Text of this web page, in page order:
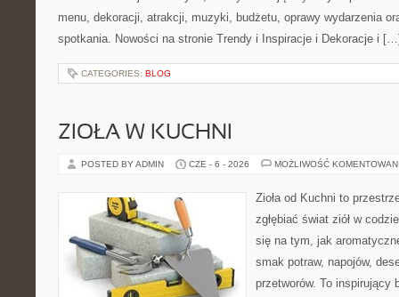
menu, dekoracji, atrakcji, muzyki, budżetu, oprawy wydarzenia
spotkania. Nowości na stronie Trendy i Inspiracje i Dekoracje i
CATEGORIES: BLOG
ZIOŁA W KUCHNI
POSTED BY ADMIN CZE - 6 - 2026 MOŻLIWOŚĆ
Zioła od Kuchni to
zgłębiać świat ziół w
się na tym, jak
smak potraw, napojów,
przetworów. To inspirujący